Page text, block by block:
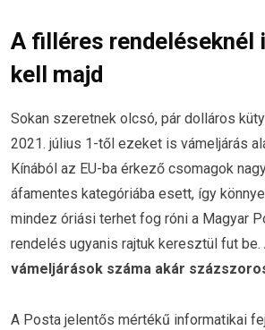
A filléres rendeléseknél
kell majd
Sokan szeretnek olcsó, pár dolláros
2021. július 1-től ezeket is vámeljárás
Kínából az EU-ba érkező csomagok
áfamentes kategóriába esett, így
mindez óriási terhet fog róni a Magyar
rendelés ugyanis rajtuk keresztül fut be.
vámeljárások száma akár
A Posta jelentős mértékű informatikai